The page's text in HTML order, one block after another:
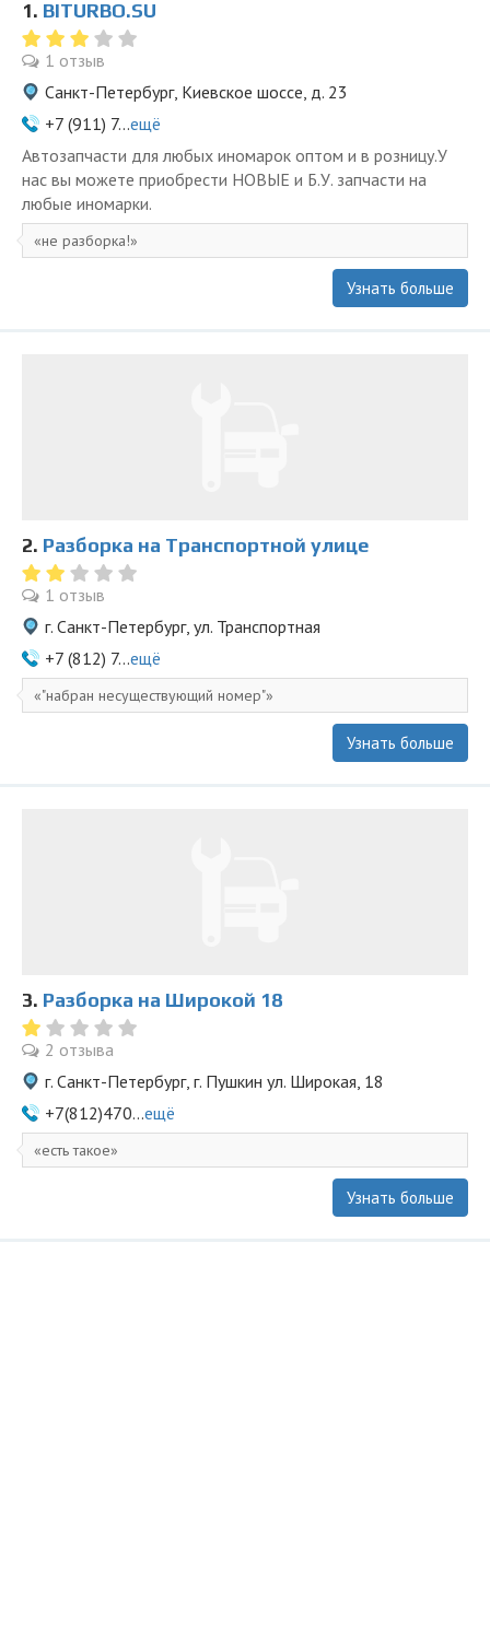
1. BITURBO.SU
1 отзыв
Санкт-Петербург, Киевское шоссе, д. 23
+7 (911) 7...ещё
Автозапчасти для любых иномарок оптом и в розницу.У
нас вы можете приобрести НОВЫЕ и Б.У. запчасти на
любые иномарки.
не разборка!
Узнать больше
2. Разборка на Транспортной улице
1 отзыв
г. Санкт-Петербург, ул. Транспортная
+7 (812) 7...ещё
"набран несуществующий номер"
Узнать больше
3. Разборка на Широкой 18
2 отзыва
г. Санкт-Петербург, г. Пушкин ул. Широкая, 18
+7(812)470...ещё
есть такое
Узнать больше